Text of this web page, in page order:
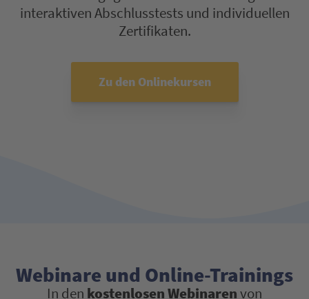
interaktiven Abschlusstests und individuellen
Zertifikaten.
Zu den Onlinekursen
Webinare und Online-Trainings
In den kostenlosen Webinarenvon